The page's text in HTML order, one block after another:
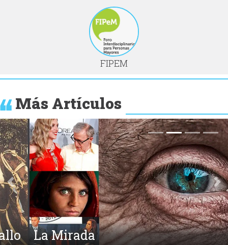
FIPEM
Más Artículos
La Mirada
Anterior